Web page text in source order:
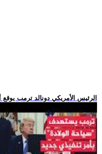
.. الرئيس الأمريكي دونالد ترمب